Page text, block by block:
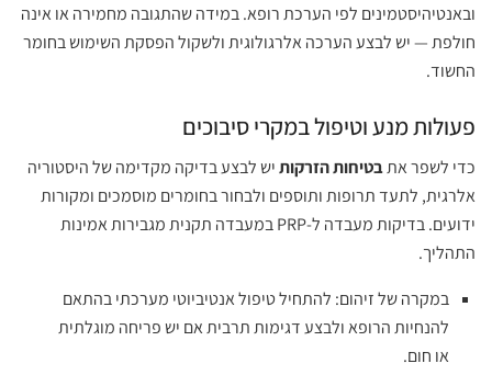
ובאנטיהיסטמינים לפי הערכת רופא. במידה שהתגובה מחמירה או אינה
חולפת — יש לבצע הערכה אלרגולוגית ולשקול הפסקת השימוש בחומר
החשוד.
פעולות מנע וטיפול במקרי סיבוכים
כדי לשפר אתבטיחות הזרקותיש לבצע בדיקה מקדימה של היסטוריה
אלרגית, לתעד תרופות ותוספים ולבחור בחומרים מוסמכים ומקורות
ידועים. בדיקות מעבדה ל-PRP במעבדה תקנית מגבירות אמינות
התהליך.
במקרה של זיהום: להתחיל טיפול אנטיביוטי מערכתי בהתאם
להנחיות הרופא ולבצע דגימות תרבית אם יש פריחה מוגלתית
או חום.